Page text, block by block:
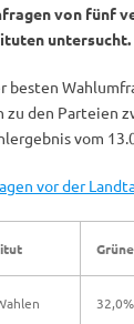
von fünf
untersucht.
besten
den Parteien
vom
vor der
32,0%